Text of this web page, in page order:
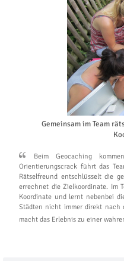
Gemeinsam im Team
Beim Geocaching
Orientierungscrack führt das
Rätselfreund entschlüsselt die
errechnet die Zielkoordinate. Im
Koordinate und lernt nebenbei
Städten nicht immer direkt nach
macht das Erlebnis zu einer